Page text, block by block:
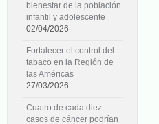
bienestar de la población
infantil y adolescente
02/04/2026
Fortalecer el control del
tabaco en la Región de
las Américas
27/03/2026
Cuatro de cada diez
casos de cáncer podrían